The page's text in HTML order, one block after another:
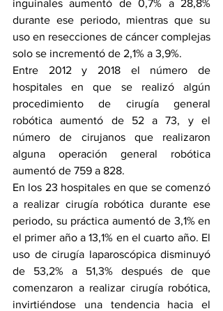
inguinales aumentó de 0,7% a 28,8%
durante ese periodo, mientras que su
uso en resecciones de cáncer complejas
solo se incrementó de 2,1% a 3,9%.
Entre 2012 y 2018 el número de
hospitales en que se realizó algún
procedimiento de cirugía general
robótica aumentó de 52 a 73, y el
número de cirujanos que realizaron
alguna operación general robótica
aumentó de 759 a 828.
En los 23 hospitales en que se comenzó
a realizar cirugía robótica durante ese
periodo, su práctica aumentó de 3,1% en
el primer año a 13,1% en el cuarto año. El
uso de cirugía laparoscópica disminuyó
de 53,2% a 51,3% después de que
comenzaron a realizar cirugía robótica,
invirtiéndose una tendencia hacia el